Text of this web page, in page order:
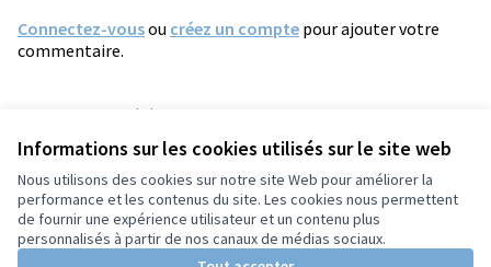
Informations sur les cookies utilisés sur le site web
Nous utilisons des cookies sur notre site Web pour améliorer la
performance et les contenus du site. Les cookies nous permettent
de fournir une expérience utilisateur et un contenu plus
personnalisés à partir de nos canaux de médias sociaux.
Connectez-vousou créez un compte pour ajouter votre
commentaire.
Référence : tours-PROP-2026-05-2533
Vérifiez l'empreinte numérique
Conditions d'utilisation
Paramètres des cookies